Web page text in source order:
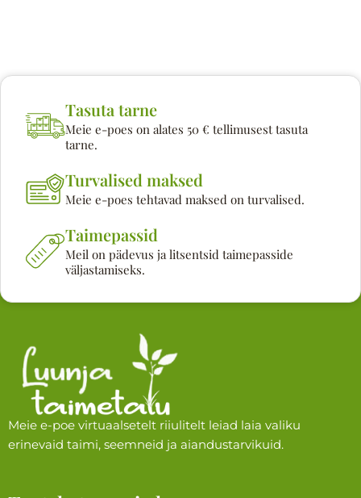
Tasuta tarne
Meie e-poes on alates 50 € tellimusest tasuta
tarne.
Turvalised maksed
Meie e-poes tehtavad maksed on turvalised.
Taimepassid
Meil on pädevus ja litsentsid taimepasside
väljastamiseks.
Meie e-poe virtuaalsetelt riiulitelt leiad laia valiku
erinevaid taimi, seemneid ja aiandustarvikuid.